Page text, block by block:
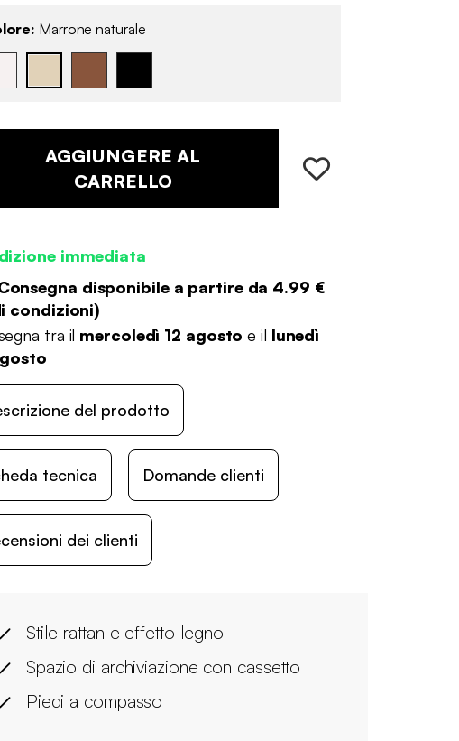
Marrone naturale
AGGIUNGERE AL
CARRELLO
immediata
disponibile a partire da 4.99 €
condizioni)
tra il mercoledì 12 agosto e il lunedì
del prodotto
tecnica Domande clienti
dei clienti
Stile rattan e effetto legno
Spazio di archiviazione con cassetto
Piedi a compasso